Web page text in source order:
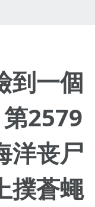
到一個
2579
洋丧尸
撲蒼蠅